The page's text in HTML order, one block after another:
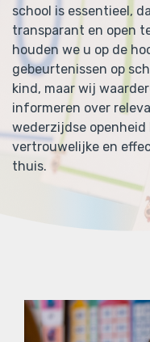
school is essentieel,
transparant en open
houden we u op de
gebeurtenissen op
kind, maar wij
informeren over
wederzijdse
vertrouwelijke en
thuis.